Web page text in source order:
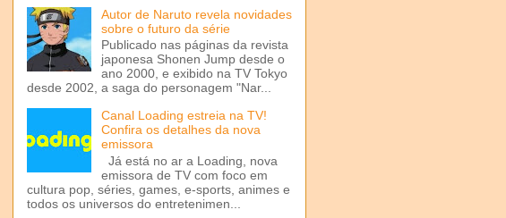
Autor de Naruto revela novidades
sobre o futuro da série
Publicado nas páginas da revista
japonesa Shonen Jump desde o
ano 2000, e exibido na TV Tokyo
desde 2002, a saga do personagem "Nar...
Canal Loading estreia na TV!
Confira os detalhes da nova
emissora
Já está no ar a Loading, nova
emissora de TV com foco em
cultura pop, séries, games, e-sports, animes e
todos os universos do entretenimen...